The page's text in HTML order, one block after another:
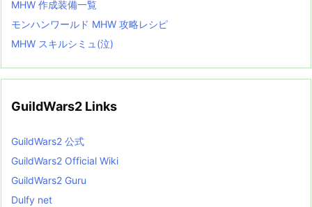
MHW 作成装備一覧
モンハンワールド MHW 攻略レシピ
MHW スキルシミュ(泣)
GuildWars2 Links
GuildWars2 公式
GuildWars2 Official Wiki
GuildWars2 Guru
Dulfy net